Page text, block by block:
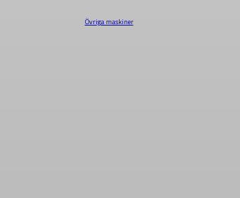
Övriga maskiner